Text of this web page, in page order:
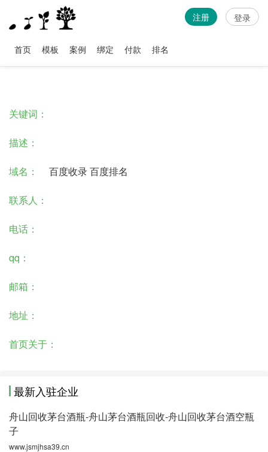
首页 模板 案例 绑定 付款 排名
注册 登录
关键词：
描述：
域名： 百度收录百度排名
联系人：
电话：
qq：
邮箱：
地址：
首页关于：
最新入驻企业
舟山回收茅台酒瓶-舟山茅台酒瓶回收-舟山回收茅台酒空瓶
子
www.jsmjhsa39.cn